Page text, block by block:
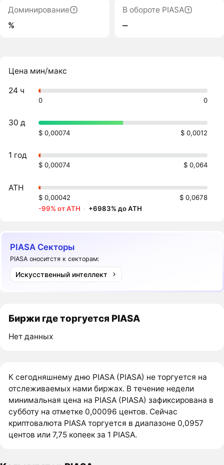
Доминирование
%
В обороте PIASA
‒
Цена мин/макс
24 ч
0 0
30 д
$ 0,00074 $ 0,0012
1 год
$ 0,00074 $ 0,064
ATH
$ 0,00042
$ 0,0678
-99% от ATH · +6983% до ATH
PIASA Секторы
PIASA оноситстя к секторам:
Искусственный интеллект
Биржи где торгуется PIASA
Нет данных
К сегодняшнему дню PIASA (PIASA) не торгуется на
отслеживаемых нами биржах. В течение недели
минимальная цена на PIASA (PIASA) зафиксирована в
субботу на отметке 0,00096 центов. Сейчас
криптовалюта PIASA торгуется в диапазоне 0,0957
центов или 7,75 копеек за 1 PIASA.